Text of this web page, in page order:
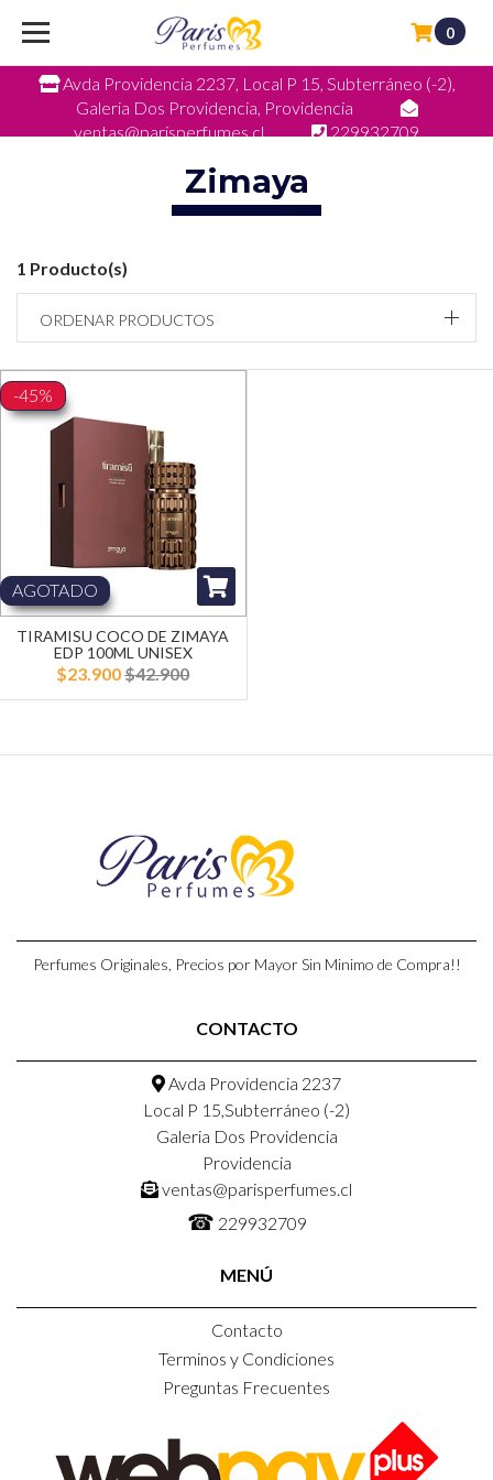
Avda Providencia 2237, Local P 15, Subterráneo (-2),
Galeria Dos Providencia, Providencia
ventas@parisperfumes.cl
229932709
0
Zimaya
1 Producto(s)
ORDENAR PRODUCTOS
-45%
AGOTADO
TIRAMISU COCO DE ZIMAYA
EDP 100ML UNISEX
$23.900$42.900
Perfumes Originales, Precios por Mayor Sin Minimo de Compra!!
CONTACTO
Avda Providencia 2237
Local P 15,Subterráneo (-2)
Galeria Dos Providencia
Providencia
ventas@parisperfumes.cl
☎ 229932709
MENÚ
Contacto
Terminos y Condiciones
Preguntas Frecuentes